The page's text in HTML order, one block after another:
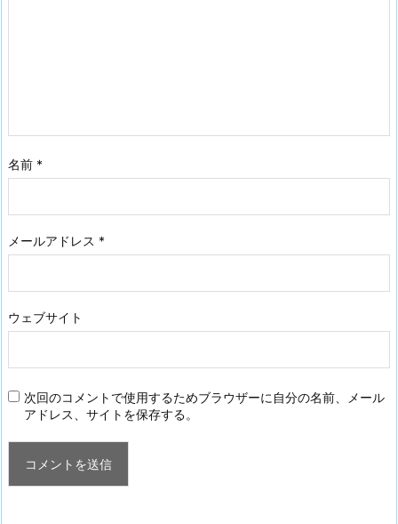
名前 *
メールアドレス *
ウェブサイト
次回のコメントで使用するためブラウザーに自分の名前、メール
アドレス、サイトを保存する。